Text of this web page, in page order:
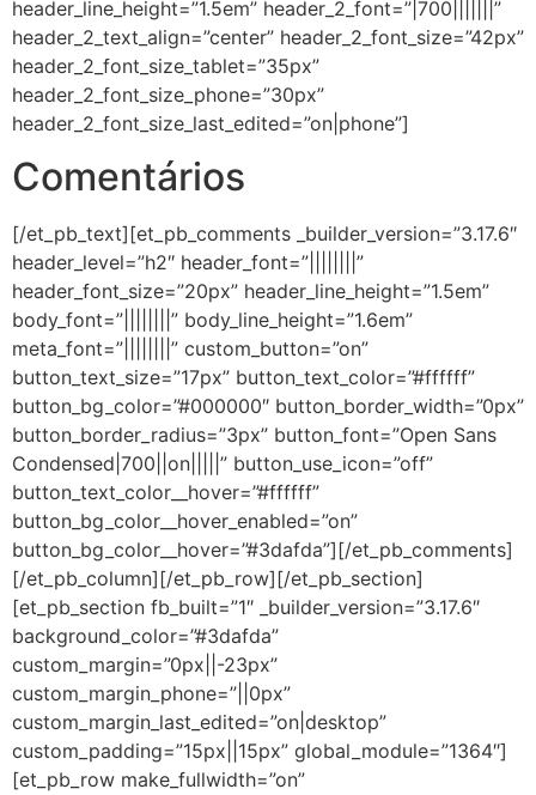
header_line_height=”1.5em” header_2_font=”|700|||||||”
header_2_text_align=”center” header_2_font_size=”42px”
header_2_font_size_tablet=”35px”
header_2_font_size_phone=”30px”
header_2_font_size_last_edited=”on|phone”]
Comentários
[/et_pb_text][et_pb_comments _builder_version=”3.17.6″
header_level=”h2″ header_font=”||||||||”
header_font_size=”20px” header_line_height=”1.5em”
body_font=”||||||||” body_line_height=”1.6em”
meta_font=”||||||||” custom_button=”on”
button_text_size=”17px” button_text_color=”#ffffff”
button_bg_color=”#000000″ button_border_width=”0px”
button_border_radius=”3px” button_font=”Open Sans
Condensed|700||on|||||” button_use_icon=”off”
button_text_color__hover=”#ffffff”
button_bg_color__hover_enabled=”on”
button_bg_color__hover=”#3dafda”][/et_pb_comments]
[/et_pb_column][/et_pb_row][/et_pb_section]
[et_pb_section fb_built=”1″ _builder_version=”3.17.6″
background_color=”#3dafda”
custom_margin=”0px||-23px”
custom_margin_phone=”||0px”
custom_margin_last_edited=”on|desktop”
custom_padding=”15px||15px” global_module=”1364″]
[et_pb_row make_fullwidth=”on”